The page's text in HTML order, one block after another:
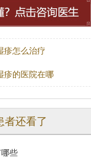
疹怎么治疗
疹的医院在哪
者还看了
些